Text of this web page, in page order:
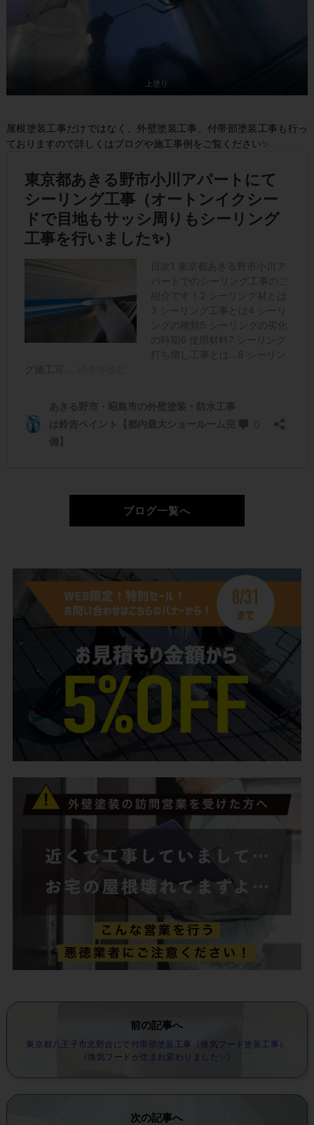
上塗り
屋根塗装工事だけではなく、外壁塗装工事、付帯部塗装工事も行っ
ておりますので詳しくはブログや施工事例をご覧ください✨
ブログ一覧へ
前の記事へ
東京都八王子市北野台にて付帯部塗装工事（換気フード塗装工事）
《換気フードが生まれ変わりました✨》
次の記事へ